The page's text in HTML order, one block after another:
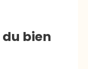
du bien